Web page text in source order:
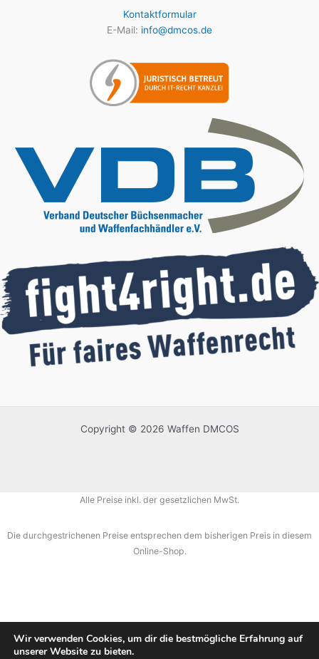
Kontaktformular
E-Mail: info@dmcos.de
Copyright © 2026 Waffen DMCOS
Alle Preise inkl. der gesetzlichen MwSt.
Die durchgestrichenen Preise entsprechen dem bisherigen Preis in diesem
Online-Shop.
Wir verwenden Cookies, um dir die bestmögliche Erfahrung auf
unserer Website zu bieten.